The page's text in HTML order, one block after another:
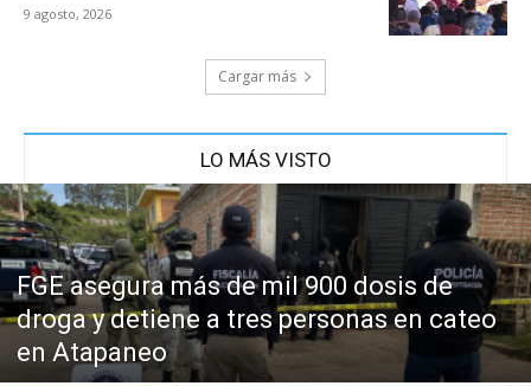
9 agosto, 2026
Cargar más
LO MÁS VISTO
FGE asegura más de mil 900 dosis de
droga y detiene a tres personas en cateo
en Atapaneo